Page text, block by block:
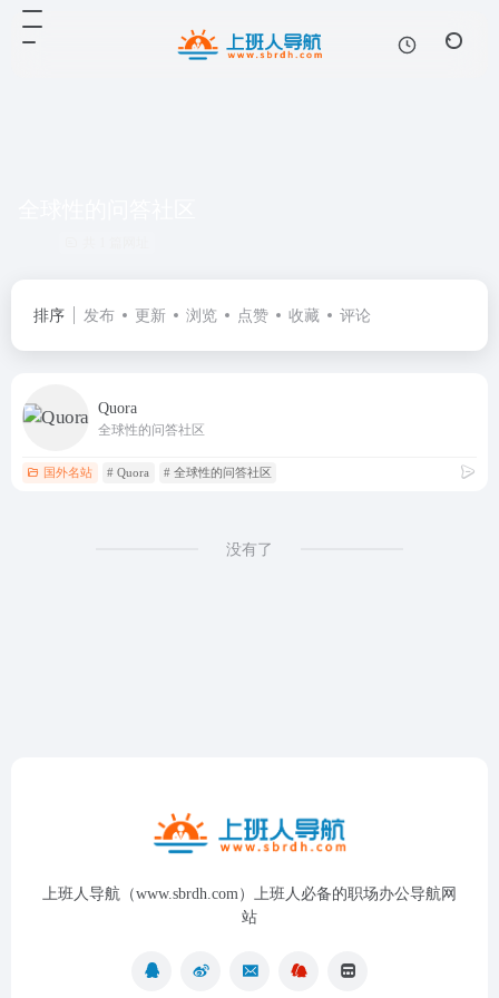
排序 发布 更新 浏览 点赞 收藏 评论
Quora
全球性的问答社区
国外名站 # Quora # 全球性的问答社区
没有了
上班人导航（www.sbrdh.com）上班人必备的职场办公导航网
站